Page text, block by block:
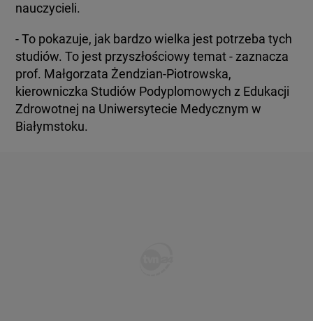
nauczycieli.
- To pokazuje, jak bardzo wielka jest potrzeba tych
studiów. To jest przyszłościowy temat - zaznacza
prof. Małgorzata Żendzian-Piotrowska,
kierowniczka Studiów Podyplomowych z Edukacji
Zdrowotnej na Uniwersytecie Medycznym w
Białymstoku.